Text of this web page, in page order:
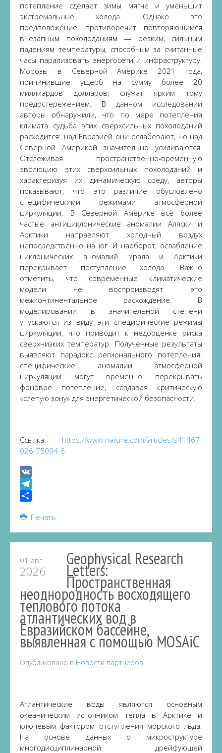
потепление сделает зимы мягче и уменьшит
экстремальные холода. Однако это
предположение противоречит повторяющимся
внезапным похолоданиям — резким, сильным
падениям температуры, способным за считанные
часы парализовать энергосети и инфраструктуру.
Морозы в Северной Америке 2021 года,
причинившие ущерб на сумму более 20
миллиардов долларов, служат ярким тому
предостережением. В данном исследовании
авторы обнаружили, что по мере потепления
климата судьба этих сверхсильных похолоданий
расходится: над Евразией они ослабевают, но над
Северной Америкой значительно усиливаются.
Отслеживая пространственно-временную
эволюцию этих сверхсильных похолоданий и
характеризуя их динамическую среду, авторы
показывают, что это различие обусловлено
специфическими режимами атмосферной
циркуляции. В Северной Америке всё более
частые антициклонические аномалии Аляски и
Арктики направляют холодный воздух
непосредственно на юг. И наоборот, ослабление
циклонических аномалий Урала и Арктики
перекрывает поступление холода. Важно
отметить, что современные климатические
модели не воспроизводят это
межконтинентальное расхождение. В
моделировании в значительной степени
упускаются из виду эти специфические режимы
циркуляции, что приводит к недооценке риска
сверхнизких температур. Полученные результаты
выявляют парадокс регионального потепления:
специфические аномалии атмосферной
циркуляции могут временно перекрывать
фоновое потепление, создавая критическую
«слепую зону» для энергетической безопасности.
Ссылка: https://www.nature.com/articles/s41467-
026-75094-6
VK
Telegram
Печать
01 авг
2026
Geophysical Research
Letters:
Пространственная
неоднородность восходящего
теплового потока
атлантических вод в
Евразийском бассейне,
выявленная с помощью MOSAiC
Опубликовано в Новости партнеров
Атлантические воды являются основным
океаническим источником тепла в Арктике и
ключевым фактором отступления морского льда.
На основе данных о микроструктуре
многодисциплинарной дрейфующей